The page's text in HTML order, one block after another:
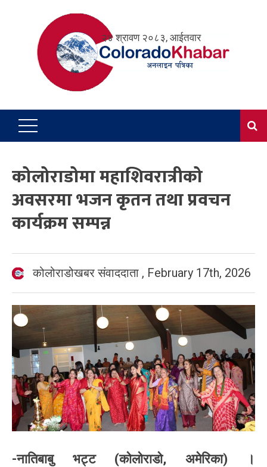
२४ श्रावण २०८३, आईतवार
कोलोराडोमा महाशिवरात्रीको
अवसरमा भजन कृतन तथा प्रवचन
कार्यक्रम सम्पन्न
कोलोराडोखबर संवाददाता , February 17th, 2026
-नातिबाबु भट्ट (कोलोराडो, अमेरिका) ।